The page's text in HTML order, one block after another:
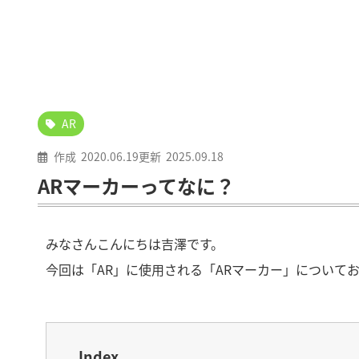
AR
作成 2020.06.19更新 2025.09.18
ARマーカーってなに？
みなさんこんにちは吉澤です。
今回は「AR」に使用される「ARマーカー」について